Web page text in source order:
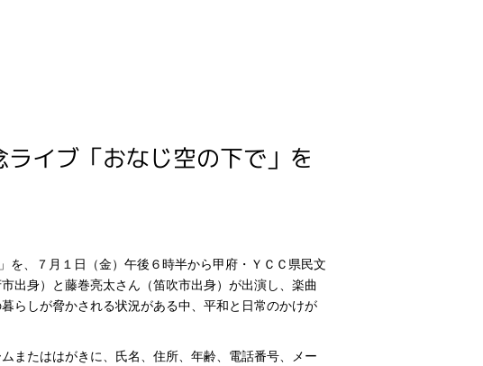
イブ「おなじ空の下で」を
を、７月１日（金）午後６時半から甲府・ＹＣＣ県民文
出身）と藤巻亮太さん（笛吹市出身）が出演し、楽曲
らしが脅かされる状況がある中、平和と日常のかけが
またははがきに、氏名、住所、年齢、電話番号、メー